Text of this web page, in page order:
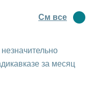
См все